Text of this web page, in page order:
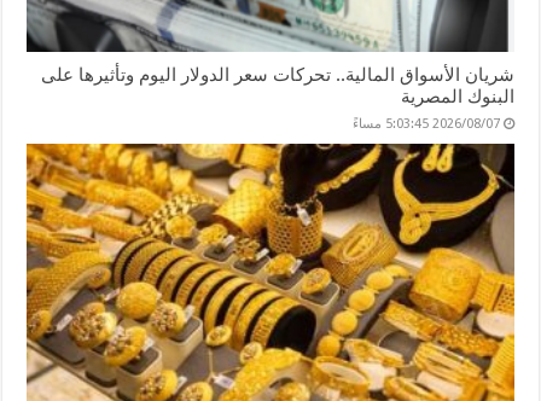
شريان الأسواق المالية.. تحركات سعر الدولار اليوم وتأثيرها على
البنوك المصرية
2026/08/07 5:03:45 مساءً